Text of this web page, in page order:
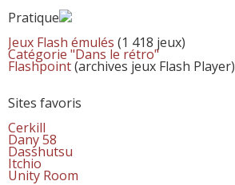
Pratique
Jeux Flash émulés (1 418 jeux)
Catégorie "Dans le rétro"
Flashpoint(archives jeux Flash Player)
Sites favoris
Cerkill
Dany 58
Dasshutsu
Itchio
Unity Room